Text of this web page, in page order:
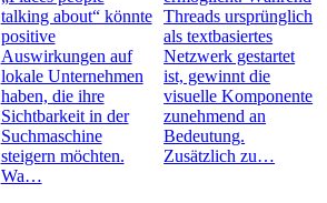
talking about“ könnte
positive
Auswirkungen auf
lokale Unternehmen
haben, die ihre
Sichtbarkeit in der
Suchmaschine
steigern möchten.
Wa…
Threads ursprünglich
als textbasiertes
Netzwerk gestartet
ist, gewinnt die
visuelle Komponente
zunehmend an
Bedeutung.
Zusätzlich zu…